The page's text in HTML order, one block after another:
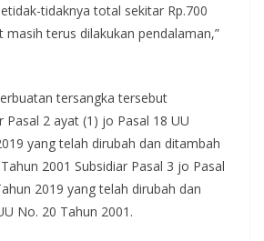
tidaknya total sekitar Rp.700
masih terus dilakukan pendalaman,”
tersangka tersebut
Pasal 2 ayat (1) jo Pasal 18 UU
yang telah dirubah dan ditambah
2001 Subsidiar Pasal 3 jo Pasal
2019 yang telah dirubah dan
No. 20 Tahun 2001.